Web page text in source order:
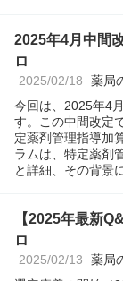
2025年4月中間
ロ
2025/02/18 薬局
今回は、2025年4
す。この中間改定
定薬剤管理指導加
ラムは、特定薬剤
と詳細、その背景
【2025年最新
ロ
2025/02/13 薬局